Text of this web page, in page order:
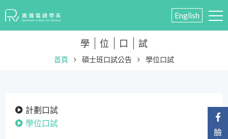
English
學 位 口 試
首頁 碩士班口試公告 學位口試
計劃口試
學位口試